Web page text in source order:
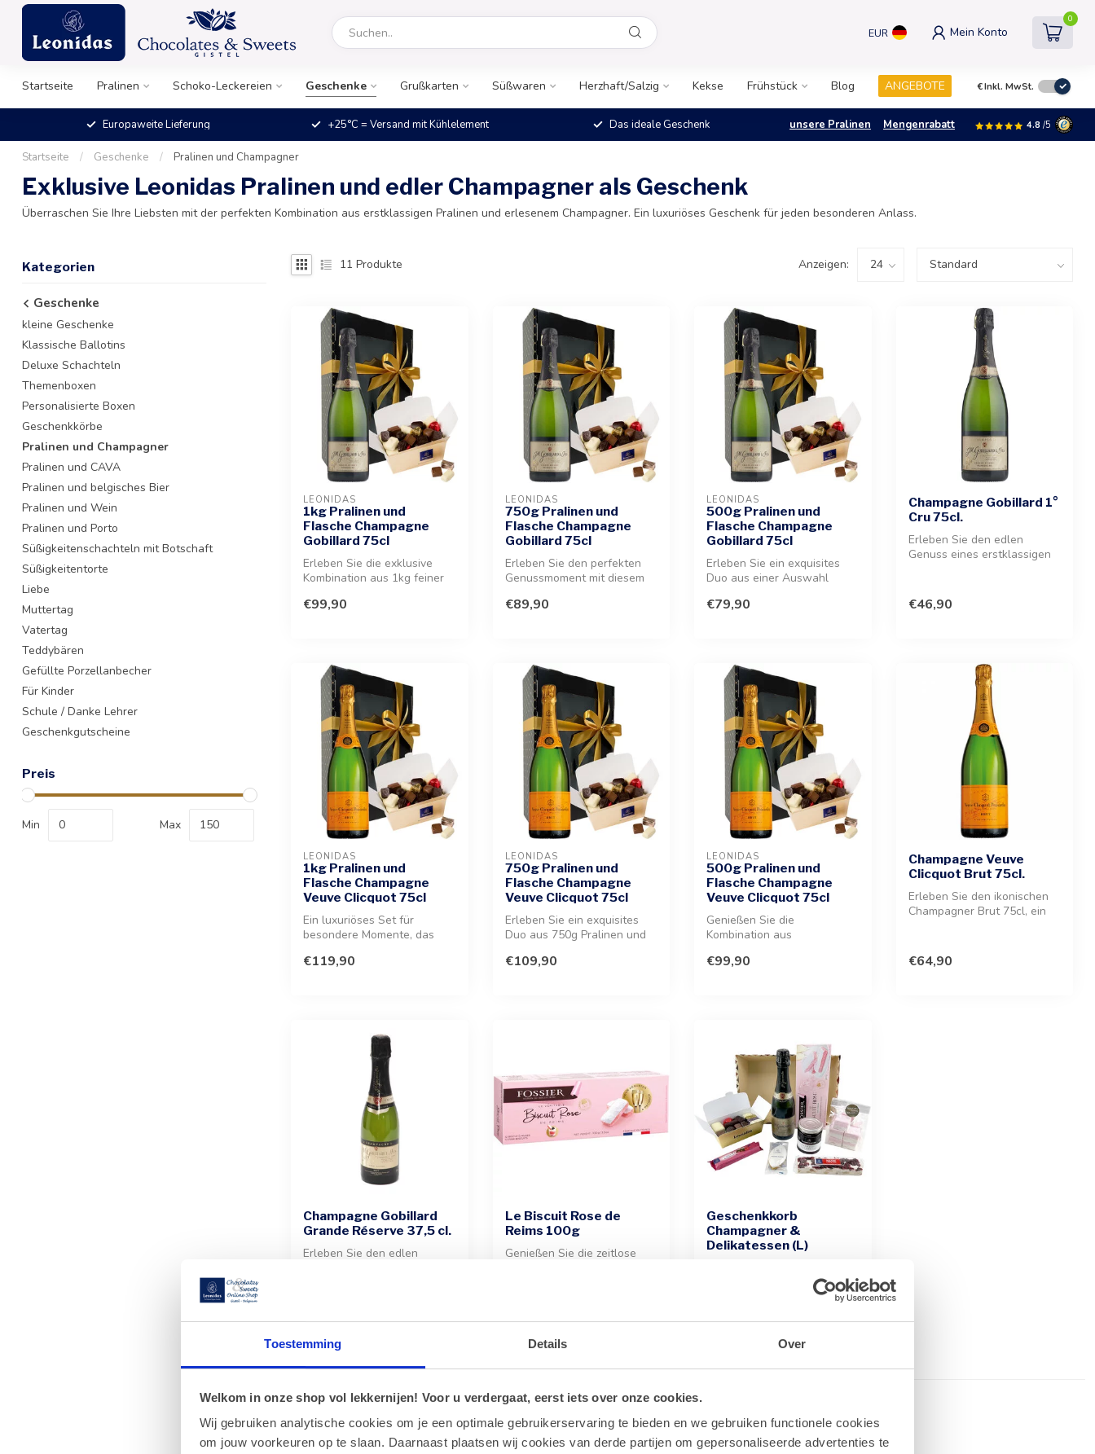
Toestemming Details Over
Welkom in onze shop vol lekkernijen! Voor u verdergaat, eerst iets over onze cookies.
Wij gebruiken analytische cookies om je een optimale gebruikerservaring te bieden en we gebruiken functionele cookies
om jouw voorkeuren op te slaan. Daarnaast plaatsen wij cookies van derde partijen om gepersonaliseerde advertenties te
EUR Mein Konto
0
Startseite Pralinen Schoko-Leckereien Geschenke Grußkarten Süßwaren Herzhaft/Salzig Kekse Frühstück Blog ANGEBOTE €Inkl. MwSt.
Europaweite Lieferung +25°C = Versand mit Kühlelement Das ideale Geschenk unsere Pralinen Mengenrabatt 4.8 /5
Startseite / Geschenke / Pralinen und Champagner
Exklusive Leonidas Pralinen und edler Champagner als Geschenk
Überraschen Sie Ihre Liebsten mit der perfekten Kombination aus erstklassigen Pralinen und erlesenem Champagner. Ein luxuriöses Geschenk für jeden besonderen Anlass.
Kategorien
Geschenke
kleine Geschenke
Klassische Ballotins
Deluxe Schachteln
Themenboxen
Personalisierte Boxen
Geschenkkörbe
Pralinen und Champagner
Pralinen und CAVA
Pralinen und belgisches Bier
Pralinen und Wein
Pralinen und Porto
Süßigkeitenschachteln mit Botschaft
Süßigkeitentorte
Liebe
Muttertag
Vatertag
Teddybären
Gefüllte Porzellanbecher
Für Kinder
Schule / Danke Lehrer
Geschenkgutscheine
Preis
Min Max
11 Produkte Anzeigen:
LEONIDAS
1kg Pralinen und
Flasche Champagne
Gobillard 75cl
Erleben Sie die exklusive
Kombination aus 1kg feiner
einem ...
€99,90
LEONIDAS
750g Pralinen und
Flasche Champagne
Gobillard 75cl
Erleben Sie den perfekten
Genussmoment mit diesem
Sch...
€89,90
LEONIDAS
500g Pralinen und
Flasche Champagne
Gobillard 75cl
Erleben Sie ein exquisites
Duo aus einer Auswahl
edl...
€79,90
Champagne Gobillard 1°
Cru 75cl.
Erleben Sie den edlen
Genuss eines erstklassigen
€46,90
LEONIDAS
1kg Pralinen und
Flasche Champagne
Veuve Clicquot 75cl
Ein luxuriöses Set für
besondere Momente, das
Qualität perf...
€119,90
LEONIDAS
750g Pralinen und
Flasche Champagne
Veuve Clicquot 75cl
Erleben Sie ein exquisites
Duo aus 750g Pralinen und
Ein...
€109,90
LEONIDAS
500g Pralinen und
Flasche Champagne
Veuve Clicquot 75cl
Genießen Sie die
Kombination aus
prickelndem Champagne...
€99,90
Champagne Veuve
Clicquot Brut 75cl.
Erleben Sie den ikonischen
Champagner Brut 75cl, ein
€64,90
Champagne Gobillard
Grande Réserve 37,5 cl.
Erleben Sie den edlen
Le Biscuit Rose de
Reims 100g
Genießen Sie die zeitlose
Geschenkkorb
Champagner &
Delikatessen (L)
vereint feinen Champagner
mit einer erlesenen Auswahl